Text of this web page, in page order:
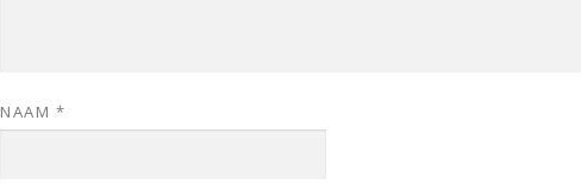
NAAM *